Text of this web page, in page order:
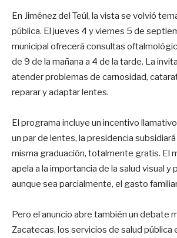
En Jiménez del Teúl, la vista se volvió
pública. El jueves 4 y viernes 5 de
municipal ofrecerá consultas
de 9 de la mañana a 4 de la tarde. La
atender problemas de carnosidad,
reparar y adaptar lentes.
El programa incluye un incentivo
un par de lentes, la presidencia
misma graduación, totalmente gratis. El
apela a la importancia de la salud visual y
aunque sea parcialmente, el gasto
Pero el anuncio abre también un debate
Zacatecas, los servicios de salud pública